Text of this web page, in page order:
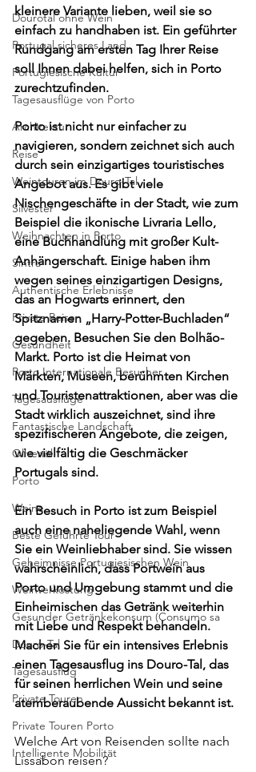
Dourotal ohne Wein
Portugal sicheres Land
Portugiesische Kultur
Tagesausflüge von Porto
Architektur
Reise
Weintouren im Douro-Tal
Silvester
Weihnachten in Porto
Sintra
Authentische Erlebnisse
Private Reisen
Gesundheit
Porto Internationale Besucher
Tagesausflüge
Fantastische Landschaft
Olivenöl
Porto
Weine
Beste Geführte Tour
Geheimnisse Portugiesischen Wein
Weinverkostung
Gesunder Getränkekonsum (Consumo sa
Douro-Tal
Tagesausflug
Private Touren
Private Touren Porto
Intelligente Mobilität
kleinere Variante lieben, weil sie so
einfach zu handhaben ist. Ein geführter
Rundgang am ersten Tag Ihrer Reise
soll Ihnen dabei helfen, sich in Porto
zurechtzufinden.
Porto ist nicht nur einfacher zu
navigieren, sondern zeichnet sich auch
durch sein einzigartiges touristisches
Angebot aus. Es gibt viele
Nischengeschäfte in der Stadt, wie zum
Beispiel die ikonische Livraria Lello,
eine Buchhandlung mit großer Kult-
Anhängerschaft. Einige haben ihm
wegen seines einzigartigen Designs,
das an Hogwarts erinnert, den
Spitznamen „Harry-Potter-Buchladen“
gegeben. Besuchen Sie den Bolhão-
Markt. Porto ist die Heimat von
Märkten, Museen, berühmten Kirchen
und Touristenattraktionen, aber was die
Stadt wirklich auszeichnet, sind ihre
spezifischeren Angebote, die zeigen,
wie vielfältig die Geschmäcker
Portugals sind.
Ein Besuch in Porto ist zum Beispiel
auch eine naheliegende Wahl, wenn
Sie ein Weinliebhaber sind. Sie wissen
wahrscheinlich, dass Portwein aus
Porto und Umgebung stammt und die
Einheimischen das Getränk weiterhin
mit Liebe und Respekt behandeln.
Machen Sie für ein intensives Erlebnis
einen Tagesausflug ins Douro-Tal, das
für seinen herrlichen Wein und seine
atemberaubende Aussicht bekannt ist.
Welche Art von Reisenden sollte nach
Lissabon reisen?